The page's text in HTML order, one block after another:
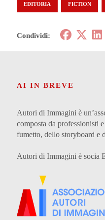
EDITORIA FICTION
Condividi:
AI IN BREVE
Autori di Immagini è
composta da professionisti
fumetto, dello storyboard e
Autori di Immagini è socia